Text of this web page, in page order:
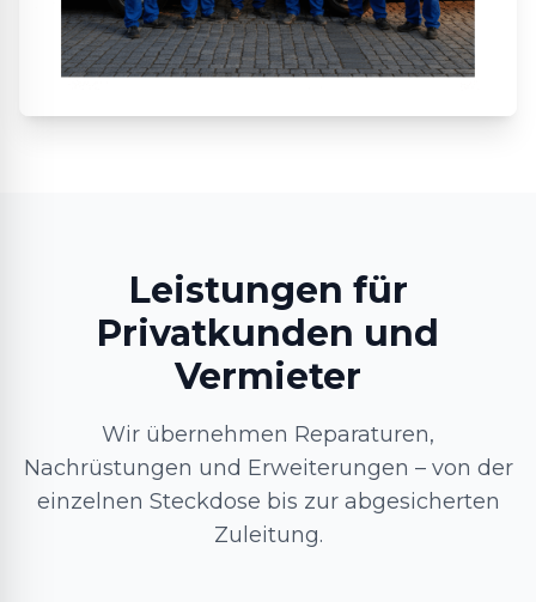
Leistungen für
Privatkunden und
Vermieter
Wir übernehmen Reparaturen,
Nachrüstungen und Erweiterungen – von der
einzelnen Steckdose bis zur abgesicherten
Zuleitung.